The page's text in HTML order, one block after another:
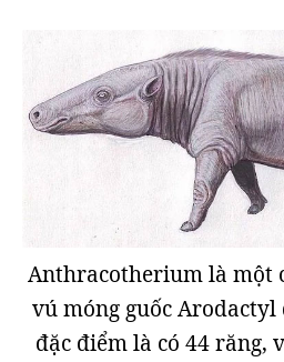
Anthracotherium là một
vú móng guốc Arodactyl
đặc điểm là có 44 răng,